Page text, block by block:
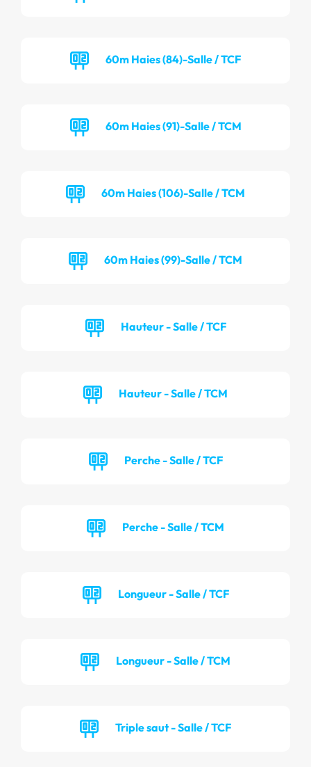
60m Haies (84)-Salle / TCF
60m Haies (91)-Salle / TCM
60m Haies (106)-Salle / TCM
60m Haies (99)-Salle / TCM
Hauteur - Salle / TCF
Hauteur - Salle / TCM
Perche - Salle / TCF
Perche - Salle / TCM
Longueur - Salle / TCF
Longueur - Salle / TCM
Triple saut - Salle / TCF